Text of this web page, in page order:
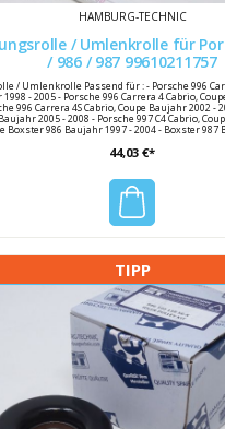
HAMBURG-TECHNIC
/ Umlenkrolle für
/ 986 / 987 99610211757
/ Umlenkrolle Passend für : - Porsche 996
- 2005 - Porsche 996 Carrera 4 Cabrio,
996 Carrera 4S Cabrio, Coupe Baujahr 2002 -
2005 - 2008 - Porsche 997 C4 Cabrio,
Boxster 986 Baujahr 1997 - 2004 - Boxster 987
117 57 Porsche Vergleichsnummer : 996 102 117
44,03 €*
TIPP